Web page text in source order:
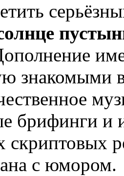
знакомыми
брифинги и
скриптовых
с юмором.